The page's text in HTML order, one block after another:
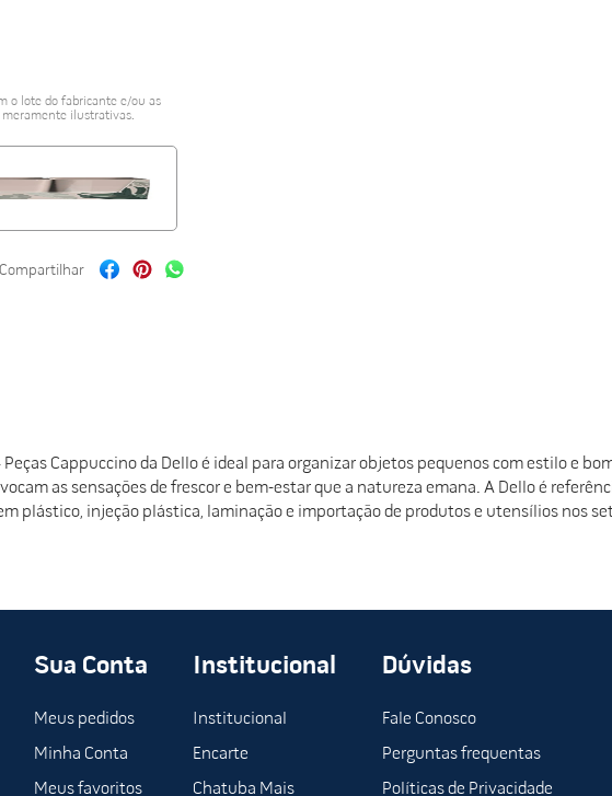
o lote do fabricante e/ou as
meramente ilustrativas.
Peças Cappuccino da Dello é ideal para organizar objetos pequenos com estilo e
as sensações de frescor e bem-estar que a natureza emana. A Dello é
plástico, injeção plástica, laminação e importação de produtos e utensílios nos
Sua Conta
Meus pedidos
Minha Conta
Meus favoritos
Institucional
Institucional
Encarte
Chatuba Mais
Dúvidas
Fale Conosco
Perguntas frequentas
Políticas de Privacidade